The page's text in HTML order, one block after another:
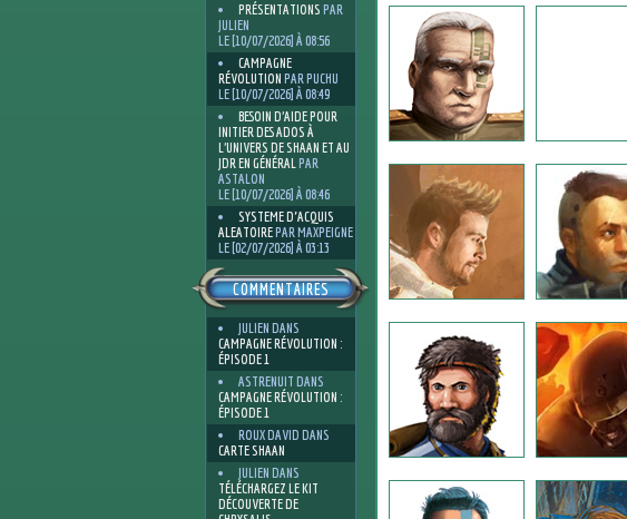
PRÉSENTATIONS PAR
JULIEN
LE [10/07/2026] À 08:56
CAMPAGNE
RÉVOLUTION PAR PUCHU
LE [10/07/2026] À 08:49
BESOIN D’AIDE POUR
INITIER DES ADOS À
L’UNIVERS DE SHAAN ET AU
JDR EN GÉNÉRALPAR
ASTALON
LE [10/07/2026] À 08:46
SYSTEME D'ACQUIS
ALEATOIREPAR MAXPEIGNE
LE [02/07/2026] À 03:13
COMMENTAIRES
JULIEN DANS
CAMPAGNE RÉVOLUTION :
ÉPISODE 1
ASTRENUIT DANS
CAMPAGNE RÉVOLUTION :
ÉPISODE 1
ROUX DAVID DANS
CARTE SHAAN
JULIEN DANS
TÉLÉCHARGEZ LE KIT
DÉCOUVERTE DE